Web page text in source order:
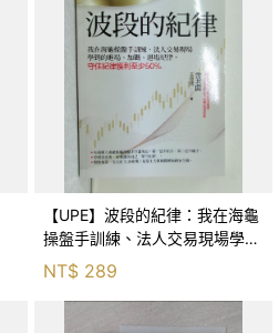
【UPE】波段的紀律：我在海龜
操盤手訓練、法人交易現場學到
的進場、加碼、退場紀律，守住
紀律獲利至少50％_雷老闆
NT$ 289